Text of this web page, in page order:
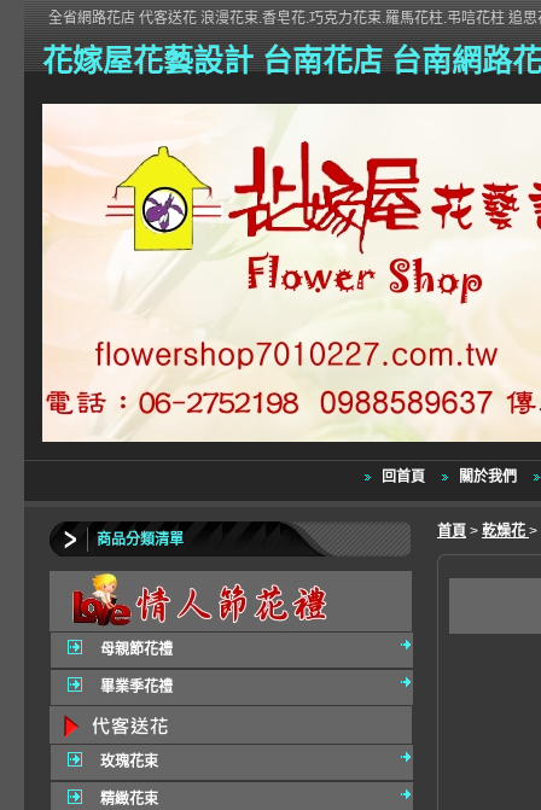
花嫁屋花藝設計 台南花店 台南網路
全省網路花店 代客送花 浪漫花束.香皂花.巧克力花束.羅馬花柱.弔唁花柱 追
回首頁 關於我們
商品分類清單
母親節花禮
畢業季花禮
玫瑰花束
精緻花束
首頁 > 乾燥花 >